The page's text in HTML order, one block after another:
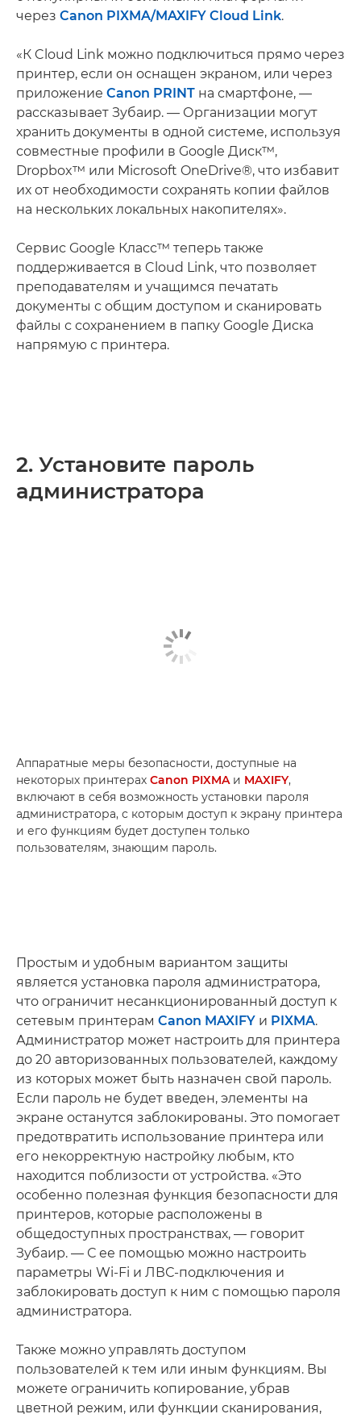
через Canon PIXMA/MAXIFY Cloud Link.
«К Cloud Link можно подключиться прямо через
принтер, если он оснащен экраном, или через
приложение Canon PRINT на смартфоне, —
рассказывает Зубаир. — Организации могут
хранить документы в одной системе, используя
совместные профили в Google Диск™,
Dropbox™ или Microsoft OneDrive®, что избавит
их от необходимости сохранять копии файлов
на нескольких локальных накопителях».
Сервис Google Класс™ теперь также
поддерживается в Cloud Link, что позволяет
преподавателям и учащимся печатать
документы с общим доступом и сканировать
файлы с сохранением в папку Google Диска
напрямую с принтера.
2. Установите пароль
администратора
Аппаратные меры безопасности, доступные на
некоторых принтерах Canon PIXMA и MAXIFY,
включают в себя возможность установки пароля
администратора, с которым доступ к экрану принтера
и его функциям будет доступен только
пользователям, знающим пароль.
Простым и удобным вариантом защиты
является установка пароля администратора,
что ограничит несанкционированный доступ к
сетевым принтерам Canon MAXIFY и PIXMA.
Администратор может настроить для принтера
до 20 авторизованных пользователей, каждому
из которых может быть назначен свой пароль.
Если пароль не будет введен, элементы на
экране останутся заблокированы. Это помогает
предотвратить использование принтера или
его некорректную настройку любым, кто
находится поблизости от устройства. «Это
особенно полезная функция безопасности для
принтеров, которые расположены в
общедоступных пространствах, — говорит
Зубаир. — С ее помощью можно настроить
параметры Wi-Fi и ЛВС-подключения и
заблокировать доступ к ним с помощью пароля
администратора.
Также можно управлять доступом
пользователей к тем или иным функциям. Вы
можете ограничить копирование, убрав
цветной режим, или функции сканирования,